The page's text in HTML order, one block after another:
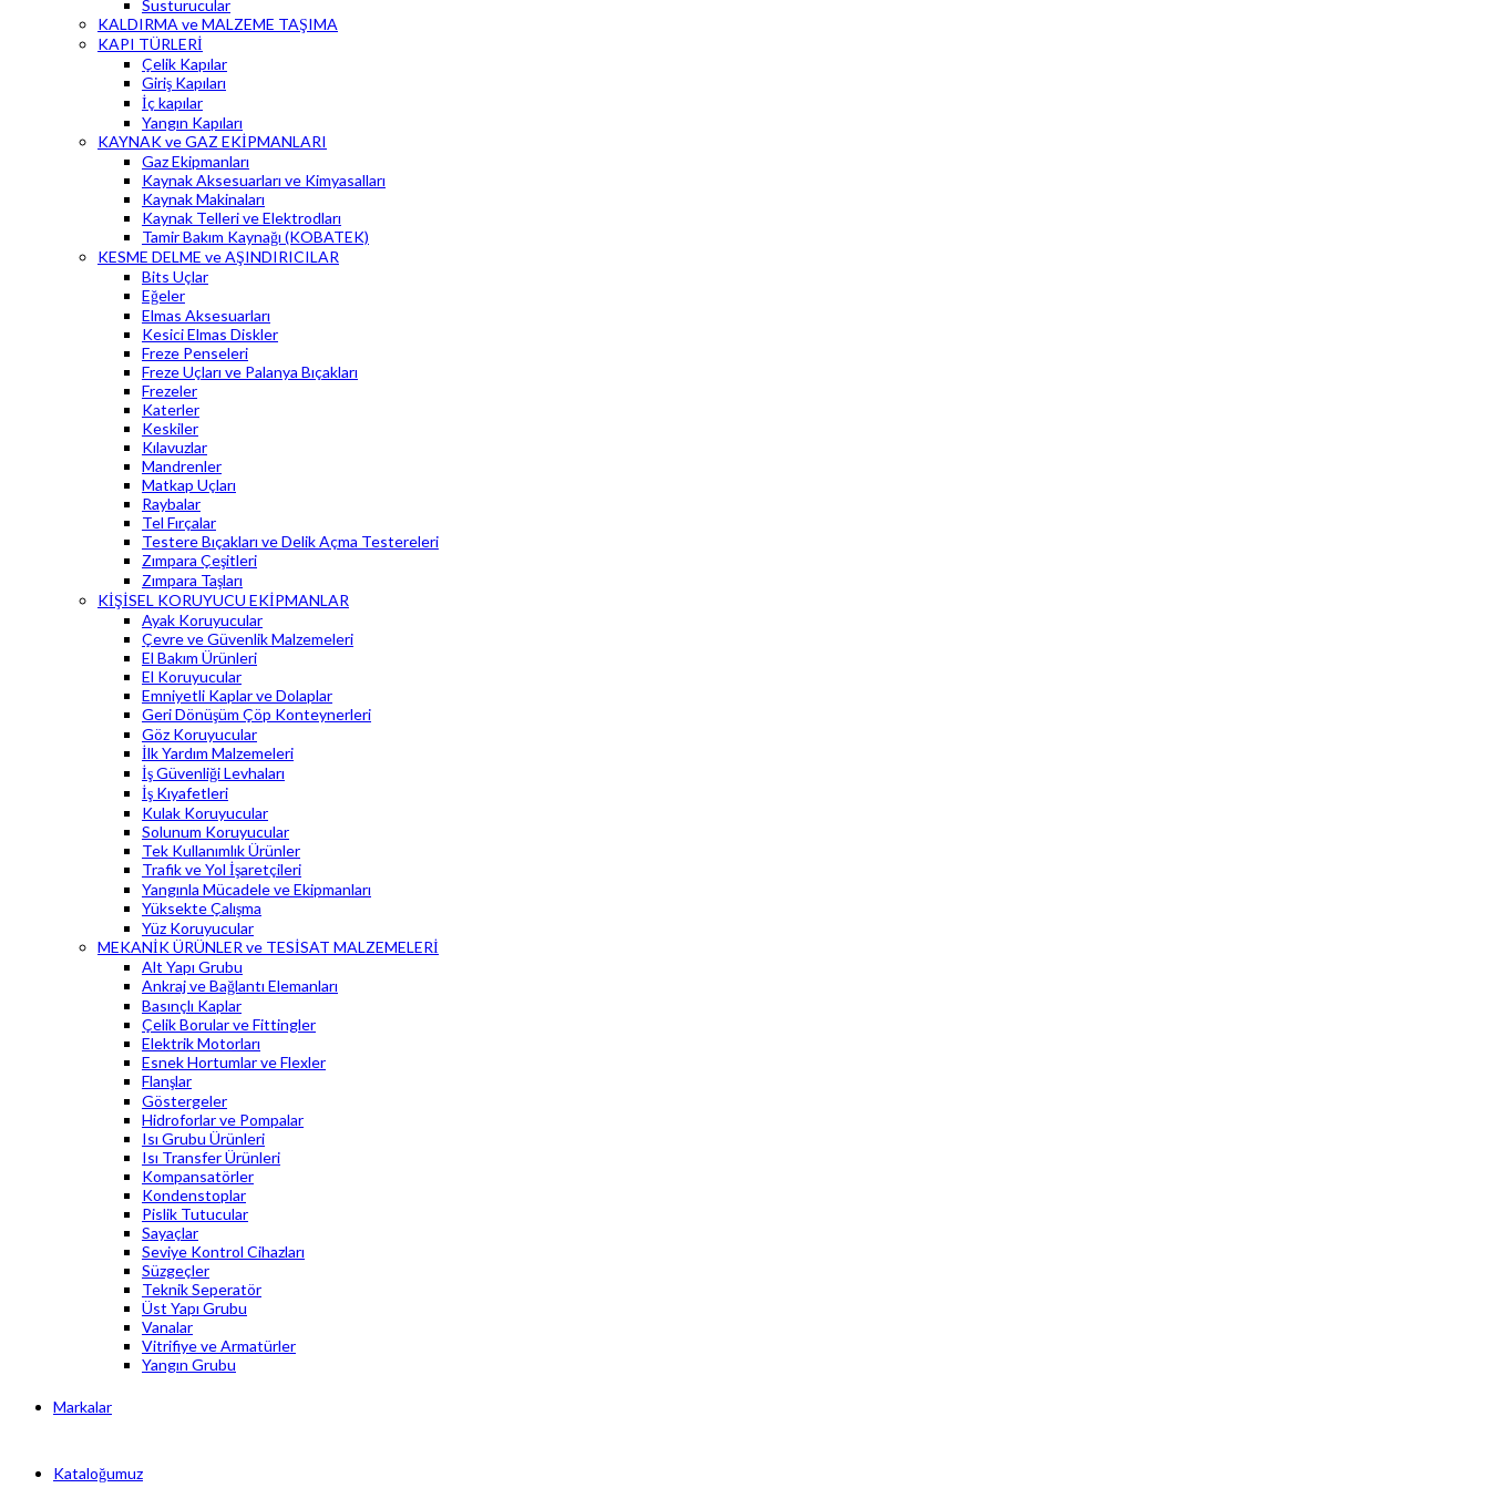
Susturucular
KALDIRMA ve MALZEME TAŞIMA
KAPI TÜRLERİ
Çelik Kapılar
Giriş Kapıları
İç kapılar
Yangın Kapıları
KAYNAK ve GAZ EKİPMANLARI
Gaz Ekipmanları
Kaynak Aksesuarları ve Kimyasalları
Kaynak Makinaları
Kaynak Telleri ve Elektrodları
Tamir Bakım Kaynağı (KOBATEK)
KESME DELME ve AŞINDIRICILAR
Bits Uçlar
Eğeler
Elmas Aksesuarları
Kesici Elmas Diskler
Freze Penseleri
Freze Uçları ve Palanya Bıçakları
Frezeler
Katerler
Keskiler
Kılavuzlar
Mandrenler
Matkap Uçları
Raybalar
Tel Fırçalar
Testere Bıçakları ve Delik Açma Testereleri
Zımpara Çeşitleri
Zımpara Taşları
KİŞİSEL KORUYUCU EKİPMANLAR
Ayak Koruyucular
Çevre ve Güvenlik Malzemeleri
El Bakım Ürünleri
El Koruyucular
Emniyetli Kaplar ve Dolaplar
Geri Dönüşüm Çöp Konteynerleri
Göz Koruyucular
İlk Yardım Malzemeleri
İş Güvenliği Levhaları
İş Kıyafetleri
Kulak Koruyucular
Solunum Koruyucular
Tek Kullanımlık Ürünler
Trafik ve Yol İşaretçileri
Yangınla Mücadele ve Ekipmanları
Yüksekte Çalışma
Yüz Koruyucular
MEKANİK ÜRÜNLER ve TESİSAT MALZEMELERİ
Alt Yapı Grubu
Ankraj ve Bağlantı Elemanları
Basınçlı Kaplar
Çelik Borular ve Fittingler
Elektrik Motorları
Esnek Hortumlar ve Flexler
Flanşlar
Göstergeler
Hidroforlar ve Pompalar
Isı Grubu Ürünleri
Isı Transfer Ürünleri
Kompansatörler
Kondenstoplar
Pislik Tutucular
Sayaçlar
Seviye Kontrol Cihazları
Süzgeçler
Teknik Seperatör
Üst Yapı Grubu
Vanalar
Vitrifiye ve Armatürler
Yangın Grubu
Markalar
Kataloğumuz